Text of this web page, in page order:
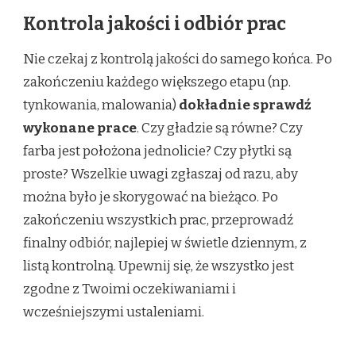
Kontrola jakości i odbiór prac
Nie czekaj z kontrolą jakości do samego końca. Po
zakończeniu każdego większego etapu (np.
tynkowania, malowania) dokładnie sprawdź
wykonane prace. Czy gładzie są równe? Czy
farba jest położona jednolicie? Czy płytki są
proste? Wszelkie uwagi zgłaszaj od razu, aby
można było je skorygować na bieżąco. Po
zakończeniu wszystkich prac, przeprowadź
finalny odbiór, najlepiej w świetle dziennym, z
listą kontrolną. Upewnij się, że wszystko jest
zgodne z Twoimi oczekiwaniami i
wcześniejszymi ustaleniami.